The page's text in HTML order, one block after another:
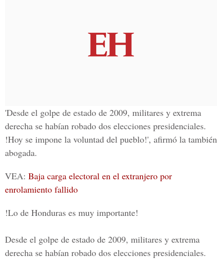
'Desde el golpe de estado de 2009, militares y extrema
derecha se habían robado dos elecciones presidenciales.
!Hoy se impone la voluntad del pueblo!', afirmó la también
abogada.
VEA: Baja carga electoral en el extranjero por
enrolamiento fallido
!Lo de Honduras es muy importante!
Desde el golpe de estado de 2009, militares y extrema
derecha se habían robado dos elecciones presidenciales.